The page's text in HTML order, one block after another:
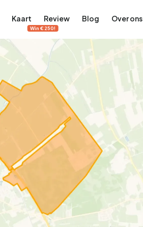
Kaart Review
Win €250!
Blog Over ons